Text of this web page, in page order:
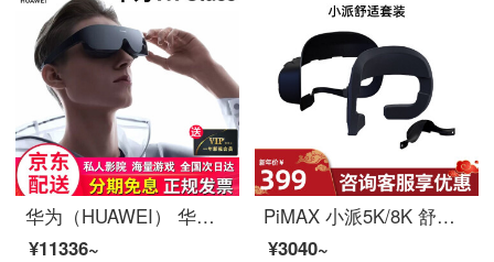
华为（HUAWEI） 华为VR眼镜原装虚拟现实3D全景头戴式IMAX巨幕式体验手机投屏游戏眼镜 华为VR眼镜【送一年影视会员】
¥11336~
PiMAX 小派5K/8K 舒适面罩 VR眼镜眼罩面罩 3d眼镜配件 防漏光 舒适套装护脸棉 PiMAX舒适套装（预购）
¥3040~